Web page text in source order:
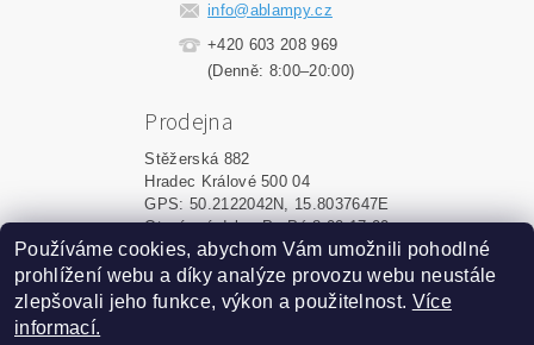
info@ablampy.cz
+420 603 208 969
(Denně: 8:00–20:00)
Prodejna
Stěžerská 882
Hradec Králové 500 04
GPS: 50.2122042N, 15.8037647E
Otevírací doba: Po-Pá 8:00-17:00
2026 © ablampy.cz, všechna práva vyhrazena Upravit nastavení cookies
Používáme cookies, abychom Vám umožnili pohodlné
prohlížení webu a díky analýze provozu webu neustále
zlepšovali jeho funkce, výkon a použitelnost. Více
informací.